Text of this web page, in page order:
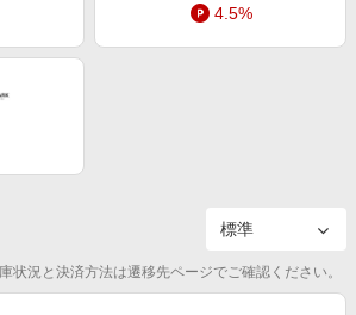
典
会員登録
4.5%
状況と決済方法は遷移先ページでご確認ください。